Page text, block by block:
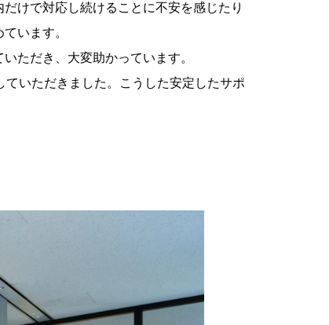
けで対応し続けることに不安を感じたり
います。
ただき、大変助かっています。
いただきました。こうした安定したサポ